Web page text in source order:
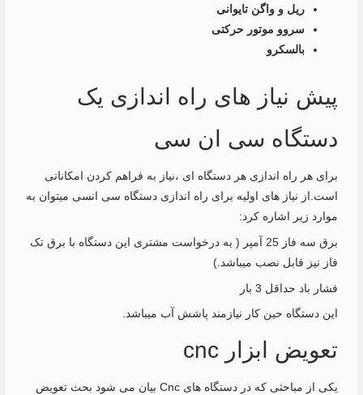
ریل و واگن تایوانی
سروو موتور حرکتی
بالسکرو
پیش نیاز های راه اندازی یک
دستگاه سی ان سی
برای هر راه اندازی هر دستگاه ای ،نیاز به فراهم کردن امکاناتی
است.از نیاز های اولیه برای راه اندازی دستگاه سی انسی میتوان به
موارد زیر اشاره کرد:
برق سه فاز 25 آمپر ( به درخواست مشتری این دستگاه با برق تک
فاز نیز قابل نصب میباشد.)
فشار باد حداقل 3 بار
این دستگاه حین کار نیازمند پاشش آب میباشد.
تعویض ابزار cnc
یکی از مباحثی که در دستگاه های Cnc بیان می شود بحث تعویض